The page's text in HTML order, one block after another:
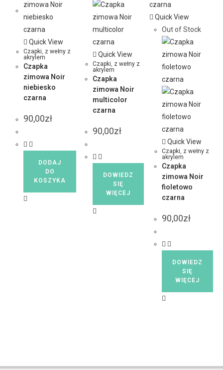
Quick View
Czapki, z wełny z
akrylem
Czapka
zimowa Noir
niebiesko
czarna
90,00zł
DODAJ
DO
KOSZYKA
Quick View
Czapki, z wełny z
akrylem
Czapka
zimowa Noir
multicolor
czarna
90,00zł
DOWIEDZ
SIĘ
WIĘCEJ
Quick View
Out of Stock
Quick View
Czapki, z wełny z
akrylem
Czapka
zimowa Noir
fioletowo
czarna
90,00zł
DOWIEDZ
SIĘ
WIĘCEJ